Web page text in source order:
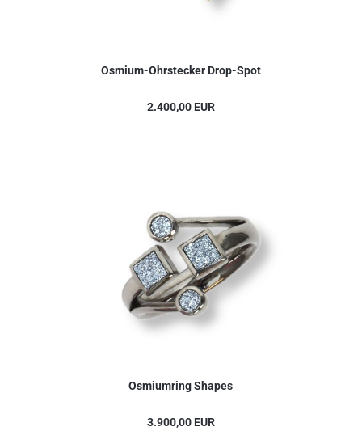
Osmium-Ohrstecker Drop-Spot
2.400,00 EUR
Osmiumring Shapes
3.900,00 EUR